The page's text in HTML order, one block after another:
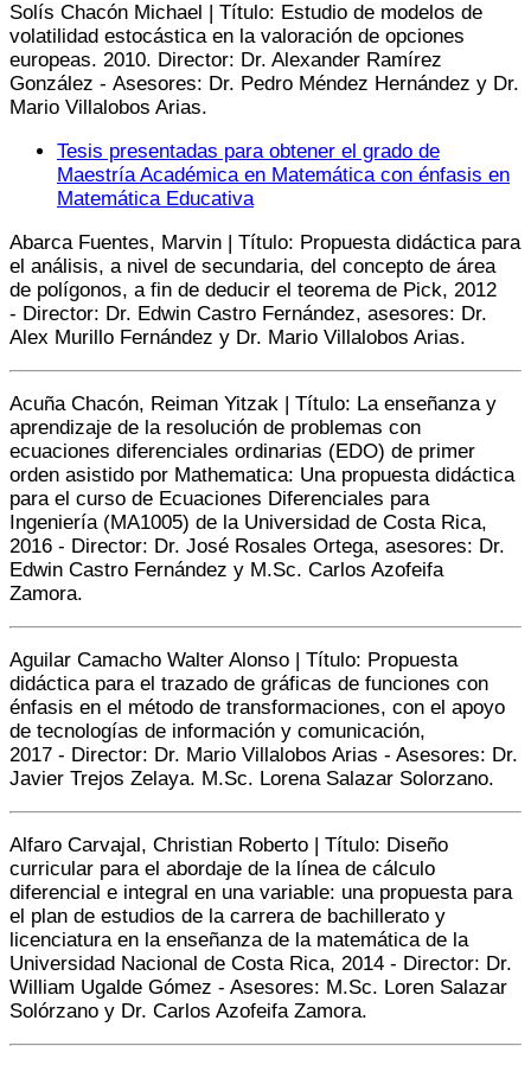
Solís Chacón Michael | Título: Estudio de modelos de
volatilidad estocástica en la valoración de opciones
europeas. 2010. Director: Dr. Alexander Ramírez
González - Asesores: Dr. Pedro Méndez Hernández y Dr.
Mario Villalobos Arias.
Tesis presentadas para obtener el grado de
Maestría Académica en Matemática con énfasis en
Matemática Educativa
Abarca Fuentes, Marvin | Título: Propuesta didáctica para
el análisis, a nivel de secundaria, del concepto de área
de polígonos, a fin de deducir el teorema de Pick, 2012
- Director: Dr. Edwin Castro Fernández, asesores: Dr.
Alex Murillo Fernández y Dr. Mario Villalobos Arias.
Acuña Chacón, Reiman Yitzak | Título: La enseñanza y
aprendizaje de la resolución de problemas con
ecuaciones diferenciales ordinarias (EDO) de primer
orden asistido por Mathematica: Una propuesta didáctica
para el curso de Ecuaciones Diferenciales para
Ingeniería (MA1005) de la Universidad de Costa Rica,
2016 - Director: Dr. José Rosales Ortega, asesores: Dr.
Edwin Castro Fernández y M.Sc. Carlos Azofeifa
Zamora.
Aguilar Camacho Walter Alonso | Título: Propuesta
didáctica para el trazado de gráficas de funciones con
énfasis en el método de transformaciones, con el apoyo
de tecnologías de información y comunicación,
2017 - Director: Dr. Mario Villalobos Arias - Asesores: Dr.
Javier Trejos Zelaya. M.Sc. Lorena Salazar Solorzano.
Alfaro Carvajal, Christian Roberto | Título: Diseño
curricular para el abordaje de la línea de cálculo
diferencial e integral en una variable: una propuesta para
el plan de estudios de la carrera de bachillerato y
licenciatura en la enseñanza de la matemática de la
Universidad Nacional de Costa Rica, 2014 - Director: Dr.
William Ugalde Gómez - Asesores: M.Sc. Loren Salazar
Solórzano y Dr. Carlos Azofeifa Zamora.